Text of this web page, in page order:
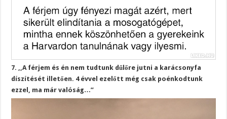
7. ,,A férjem és én nem tudtunk dűlőre jutni a karácsonyfa
díszítését illetően. 4 évvel ezelőtt még csak poénkodtunk
ezzel, ma már valóság…”